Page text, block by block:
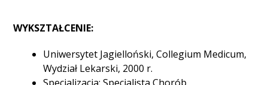
WYKSZTAŁCENIE:
Uniwersytet Jagielloński, Collegium Medicum,
Wydział Lekarski, 2000 r.